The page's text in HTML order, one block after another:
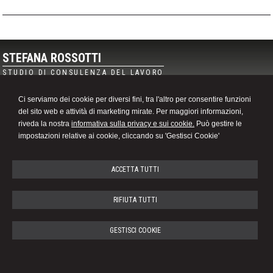
Ci serviamo dei cookie per diversi fini, tra l'altro per consentire funzioni
del sito web e attività di marketing mirate. Per maggiori informazioni,
riveda la nostra informativa sulla privacy e sui cookie. Può gestire le
impostazioni relative ai cookie, cliccando su 'Gestisci Cookie'
ACCETTA TUTTI
RIFIUTA TUTTI
GESTISCI COOKIE
STEFANA ROSSOTTI
STUDIO DI CONSULENZA DEL LAVORO
Piazza Michele Ferrero n. 7 - Alba 12051 ,CN
0173287017 Fax0173269431
© 2026 Copyright Studio dott. Stefana Rossotti. Tutti i diritti riservati | P.IVA 03131120044 |
Gestisci Cookie-Sitemap-Privacy -Cookie policy-Credits